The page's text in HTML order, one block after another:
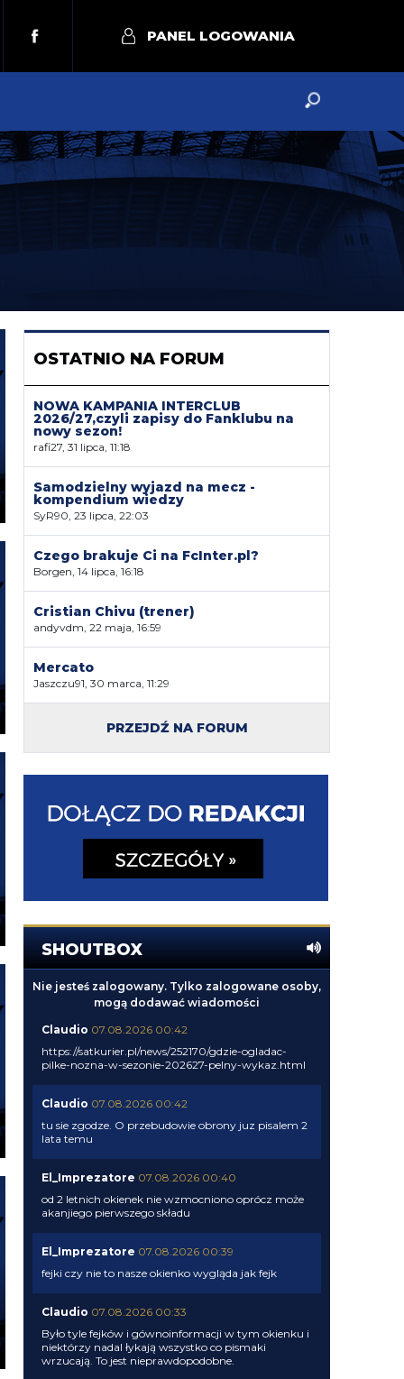
PANEL LOGOWANIA
OSTATNIO NA FORUM
NOWA KAMPANIA INTERCLUB
2026/27,czyli zapisy do Fanklubu na
nowy sezon!
rafi27, 31 lipca, 11:18
Samodzielny wyjazd na mecz -
kompendium wiedzy
SyR90, 23 lipca, 22:03
Czego brakuje Ci na FcInter.pl?
Borgen, 14 lipca, 16:18
Cristian Chivu (trener)
andyvdm, 22 maja, 16:59
Mercato
Jaszczu91, 30 marca, 11:29
PRZEJDŹ NA FORUM
SHOUTBOX
Nie jesteś zalogowany. Tylko zalogowane osoby,
mogą dodawać wiadomości
Claudio 07.08.2026 00:42
https://satkurier.pl/news/252170/gdzie-ogladac-
pilke-nozna-w-sezonie-202627-pelny-wykaz.html
Claudio 07.08.2026 00:42
tu sie zgodze. O przebudowie obrony juz pisalem 2
lata temu
El_Imprezatore 07.08.2026 00:40
od 2 letnich okienek nie wzmocniono oprócz może
akanjiego pierwszego składu
El_Imprezatore 07.08.2026 00:39
fejki czy nie to nasze okienko wygląda jak fejk
Claudio 07.08.2026 00:33
Było tyle fejków i gównoinformacji w tym okienku i
niektórzy nadal łykają wszystko co pismaki
wrzucają. To jest nieprawdopodobne.